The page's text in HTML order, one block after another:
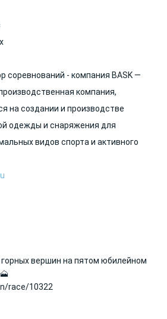
соревнований - компания BASK —
компания,
на создании и производстве
одежды и снаряжения для
видов спорта и активного
вершин на пятом юбилейном
race/10322